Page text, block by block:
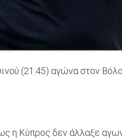
(21:45) αγώνα στον
Κύπρος δεν άλλαξε